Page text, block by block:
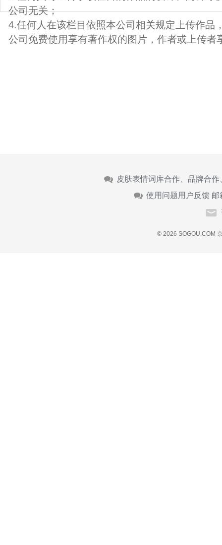
公司无关；
4.任何人在该栏目依照本公司相关规定上传作品
公司免费使用享有著作权的图片，作者或上传者
皮肤表情词库合作、品牌合
使用问题用户反馈 邮
© 2026 SOGOU.COM